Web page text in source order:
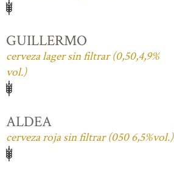
GUILLERMO
cerveza lager sin filtrar (0,50,4,9%
vol.)
ALDEA
cerveza roja sin filtrar (050 6,5%vol.)